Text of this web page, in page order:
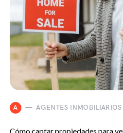
A AGENTES INMOBILIARIOS
Cómo captar propiedades para